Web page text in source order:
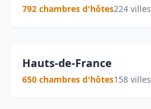
792 chambres d'hôtes224 villes
Hauts-de-France
650 chambres d'hôtes158 villes